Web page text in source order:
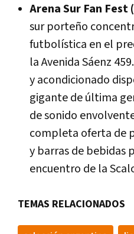
Arena Sur Fan Fest
sur porteño
futbolística en el
laAvenida Sáenz 459.
y acondicionado
gigante de última
de sonido
completa oferta de
y barras de bebidas
encuentro de la
TEMAS RELACIONADOS